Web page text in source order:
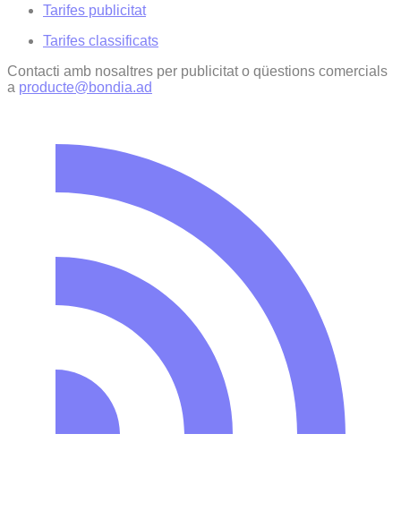
Tarifes publicitat
Tarifes classificats
Contacti amb nosaltres per publicitat o qüestions comercials
a producte@bondia.ad